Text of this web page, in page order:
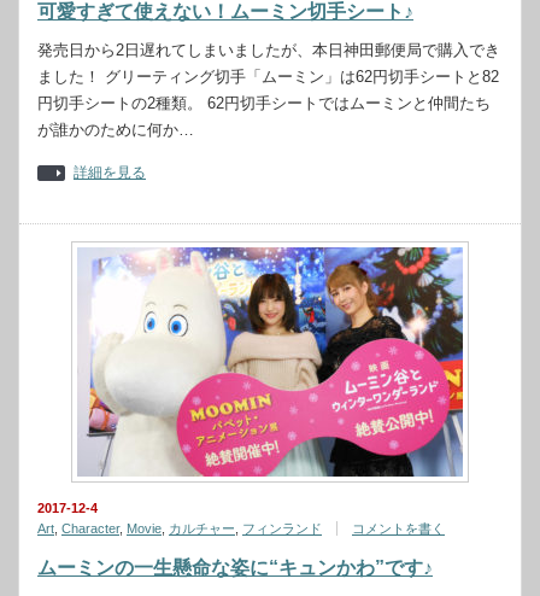
可愛すぎて使えない！ムーミン切手シート♪
発売日から2日遅れてしまいましたが、本日神田郵便局で購入でき
ました！ グリーティング切手「ムーミン」は62円切手シートと82
円切手シートの2種類。 62円切手シートではムーミンと仲間たち
が誰かのために何か…
詳細を見る
2017-12-4
Art Character, Movie カルチャー フィンランド コメントを書く
ムーミンの一生懸命な姿に“キュンかわ”です♪